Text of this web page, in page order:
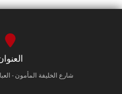
شارع الخليفة المأمون -